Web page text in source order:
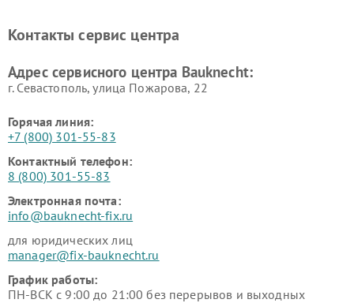
Контакты сервис центра
Адрес сервисного центра Bauknecht:
г. Севастополь, улица Пожарова, 22
Горячая линия:
+7 (800) 301-55-83
Контактный телефон:
8 (800) 301-55-83
Электронная почта:
info@bauknecht-fix.ru
для юридических лиц
manager@fix-bauknecht.ru
График работы:
ПН-ВСК с 9:00 до 21:00 без перерывов и выходных